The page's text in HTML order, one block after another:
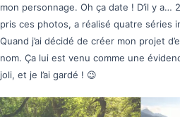
mon personnage. Oh ça date ! D’il y a…
pris ces photos, a réalisé quatre séries
Quand j’ai décidé de créer mon projet
nom. Ça lui est venu comme une
joli, et je l’ai gardé ! 😉